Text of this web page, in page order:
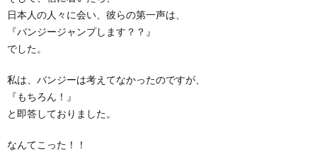
日本人の人々に会い、彼らの第一声は、
『バンジージャンプします？？』
でした。
私は、バンジーは考えてなかったのですが、
『もちろん！』
と即答しておりました。
なんてこった！！